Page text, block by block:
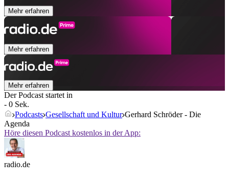
Mehr erfahren
Mehr erfahren
Mehr erfahren
Der Podcast startet in
- 0 Sek.
Podcasts Gesellschaft und Kultur Gerhard Schröder - Die
Agenda
Höre diesen Podcast kostenlos in der App:
radio.de